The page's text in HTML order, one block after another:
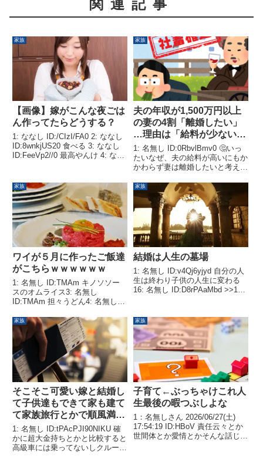
関連記事
家族
【画像】嫁がこんな夜ごは
ん作ってたらどうする？
1: ななし ID:/CIzI/FA0 2: ななし
ID:8wnkjUS20 食べる 3: ななし
ID:FeeVp2//0 最高やんけ 4: なな
家族
夫の年収が1,500万円以上
の妻の4割「離婚したい」
…理由は「給料が少ないか
ら」
1: 名無し ID:0RbvlBmv0 ‎🤔いっ
たいなぜ、夫の給料が高いにもか
かわらず妻は離婚したいと考える
調査では「離婚したい理由」につ
いても回答を得ています。それに
よると、夫の年収が1,500万円以
上の妻が...
家族
ワイが５月に作ったご飯達
がこちらｗｗｗｗｗｗ
1: 名無し ID:TMAm キノソソー
スのオムライス3: 名無し
ID:TMAm 担々うどん4: 名無し
無し ID:TMAm 広島お好み焼き7:
名無し ID:ovgn クソやねワイの
嫁になってく...
家族
結婚は人生の墓場
1: 名無し ID:v4Qj6yjyd 自分の人
生は終わり子供の人生に変わる
16: 名無し ID:D8rPAaMbd >>1は
ことばかりもう自分の人生は終わ
り...
家族
そこそこ可愛い嫁と結婚し
て子供達もできて家も建て
て家族旅行とかで順風満帆
な人生歩んでるけどいいの
だろうか？
1: 名無し ID:tPAcPJI90NIKU 確
かに超大金持ちとかと比較すると
高級車には乗ってないしクルーザ
家族
子育て←ぶっちゃけこれ人
生最後の暇つぶしよな
1：名無しさん 2026/06/27(土)
17:54:19 ID:HBoV 責任云々とか
世間体とか愛情とかそんな話じゃ